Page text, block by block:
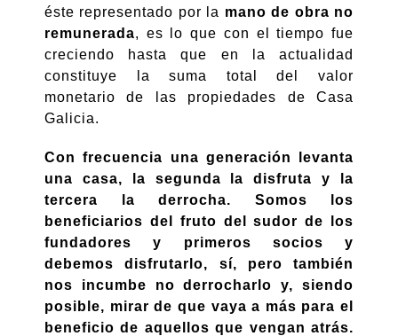
éste representado por la mano de obra no
remunerada, es lo que con el tiempo fue
creciendo hasta que en la actualidad
constituye la suma total del valor
monetario de las propiedades de Casa
Galicia.
Con frecuencia una generación levanta
una casa, la segunda la disfruta y la
tercera la derrocha. Somos los
beneficiarios del fruto del sudor de los
fundadores y primeros socios y
debemos disfrutarlo, sí, pero también
nos incumbe no derrocharlo y, siendo
posible, mirar de que vaya a más para el
beneficio de aquellos que vengan atrás.